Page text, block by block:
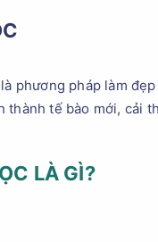
phương pháp làm
tế bào mới, cải
LÀ GÌ?